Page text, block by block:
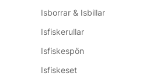
Isborrar & Isbillar
Isfiskerullar
Isfiskespön
Isfiskeset